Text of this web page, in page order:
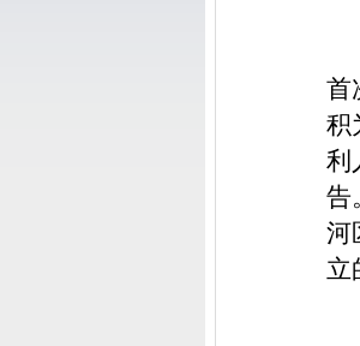
首
积
利
告
河
立